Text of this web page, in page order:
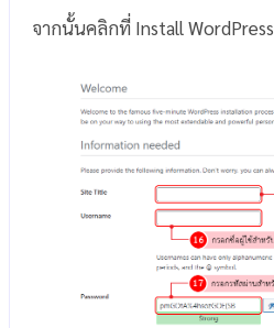
จากนั้นคลิกที่ Install WordPress